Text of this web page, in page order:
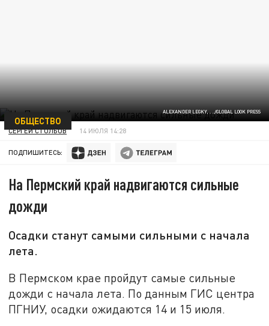
ALEXANDER LEGKY, . ../GLOBAL LOOK PRESS
ОБЩЕСТВО
СЕРГЕЙ СТОЛБОВ 14 ИЮЛЯ 14:28
ПОДПИШИТЕСЬ:
На Пермский край надвигаются сильные
дожди
Осадки станут самыми сильными с начала
лета.
В Пермском крае пройдут самые сильные
дожди с начала лета. По данным ГИС центра
ПГНИУ, осадки ожидаются 14 и 15 июля.